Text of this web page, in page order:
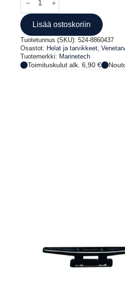
Flat
eye
strap
A4
37mm
määrä
Lisää ostoskoriin
Tuotetunnus (SKU): 524-8860437
Osastot: Helat ja tarvikkeet,
Tuotemerkki: Marinetech
Toimituskulut alk. 6,90 €